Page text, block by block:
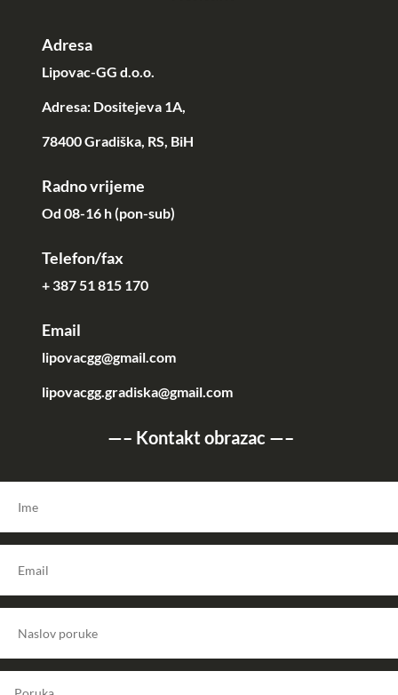
Adresa
Lipovac-GG d.o.o.
Adresa: Dositejeva 1A,
78400 Gradiška, RS, BiH
Radno vrijeme
Od 08-16 h (pon-sub)
Telefon/fax
+ 387 51 815 170
Email
lipovacgg@gmail.com
lipovacgg.gradiska@gmail.com
—– Kontakt obrazac —–